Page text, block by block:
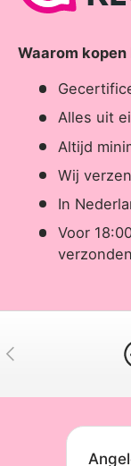
Waarom kopen
Alles uit
Altijd
Wij
In
Voor
verzonden
Vorige